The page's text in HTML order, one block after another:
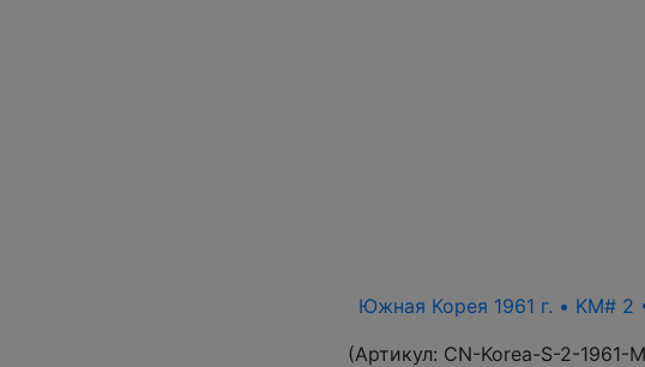
Южная Корея 1961 г. • KM# 2
(Артикул: CN-Korea-S-2-1961-